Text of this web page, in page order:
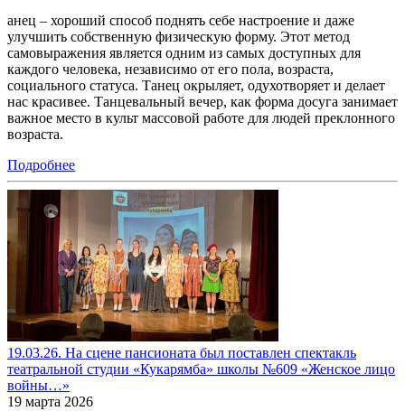
анец – хороший способ поднять себе настроение и даже
улучшить собственную физическую форму. Этот метод
самовыражения является одним из самых доступных для
каждого человека, независимо от его пола, возраста,
социального статуса. Танец окрыляет, одухотворяет и делает
нас красивее. Танцевальный вечер, как форма досуга занимает
важное место в культ массовой работе для людей преклонного
возраста.
Подробнее
19.03.26. На сцене пансионата был поставлен спектакль
театральной студии «Кукарямба» школы №609 «Женское лицо
войны…»
19 марта 2026